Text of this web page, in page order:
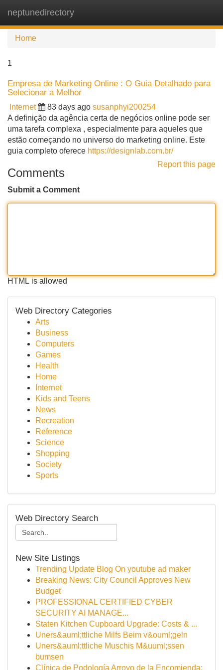
neptunedirectory
Home
1
Empresa de Marketing Online : O Guia Detalhado para
Selecionar a Melhor
Internet 83 days ago susanphyi200254
A definição da agência certa de negócios online pode ser
uma tarefa complexa , especialmente para aqueles que
estão começando no universo do marketing online. Este
guia completo oferece https://designlab.com.br/
Report this page
Comments
Submit a Comment
HTML is allowed
Web Directory Categories
Arts
Business
Computers
Games
Health
Home
Internet
Kids and Teens
News
Recreation
Reference
Science
Shopping
Society
Sports
Web Directory Search
New Site Listings
Trending Update Blog On youtube ad maker
Breaking News: City Council Approves New
Budget
PROFESSIONAL CERTIFIED CYBER
SECURITY AI MANAGE...
Staten Kitchen Cupboard Upgrade: Costs & ...
Uners&auml;ttliche Milfs Beim v&ouml;geln
Uners&auml;ttliche Muschis M&uuml;ssen
bumsen
Clínica de Podología Arroyo de la Encomienda: